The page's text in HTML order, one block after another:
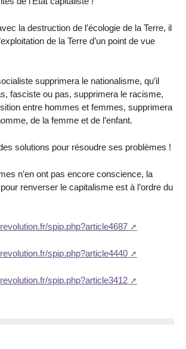
la destruction de l’écologie de la Terre, il
de la Terre d’un point de vue
supprimera le nationalisme, qu’il
fasciste ou pas, supprimera le racisme,
entre hommes et femmes, supprimera
de la femme et de l’enfant.
solutions pour résoudre ses problèmes !
n’en ont pas encore conscience, la
renverser le capitalisme est à l’ordre du
spip.php?article4687
spip.php?article4440
spip.php?article3412